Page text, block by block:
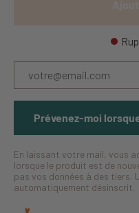
Prévenez-moi
En laissant votre mail, vous
lorsque le produit est de
pas vos données à des tiers.
automatiquement désinscrit.